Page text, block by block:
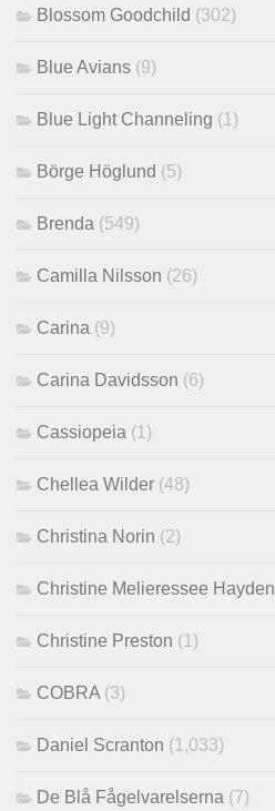
Blossom Goodchild (302)
Blue Avians (9)
Blue Light Channeling (1)
Börge Höglund (5)
Brenda (549)
Camilla Nilsson (26)
Carina (9)
Carina Davidsson (6)
Cassiopeia (1)
Chellea Wilder (48)
Christina Norin (2)
Christine Melieressee Hayden
Christine Preston (1)
COBRA (3)
Daniel Scranton (1,033)
De Blå Fågelvarelserna (7)